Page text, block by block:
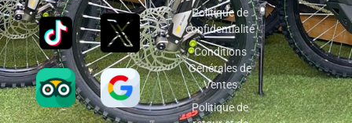
Politique de
confidentialité
Conditions
Générales de
Ventes
Politique de